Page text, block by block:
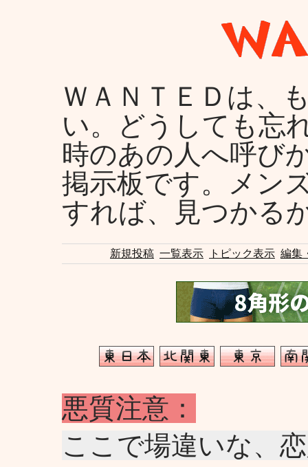
ＷＡＮＴＥＤは、
い。どうしても忘
時のあの人へ呼び
掲示板です。メン
すれば、見つかる
新規投稿 一覧表示 トピック表示 編集
悪質注意：
ここで場違いな、